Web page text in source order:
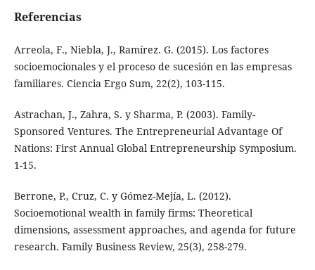
Referencias
Arreola, F., Niebla, J., Ramírez. G. (2015). Los factores
socioemocionales y el proceso de sucesión en las empresas
familiares. Ciencia Ergo Sum, 22(2), 103-115.
Astrachan, J., Zahra, S. y Sharma, P. (2003). Family-
Sponsored Ventures. The Entrepreneurial Advantage Of
Nations: First Annual Global Entrepreneurship Symposium.
1-15.
Berrone, P., Cruz, C. y Gómez-Mejía, L. (2012).
Socioemotional wealth in family firms: Theoretical
dimensions, assessment approaches, and agenda for future
research. Family Business Review, 25(3), 258-279.